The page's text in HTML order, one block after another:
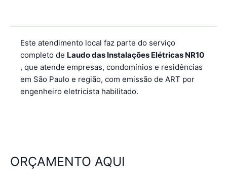
Este atendimento local faz parte do serviço
completo de Laudo das Instalações Elétricas NR10
, que atende empresas, condomínios e residências
em São Paulo e região, com emissão de ART por
engenheiro eletricista habilitado.
ORÇAMENTO AQUI